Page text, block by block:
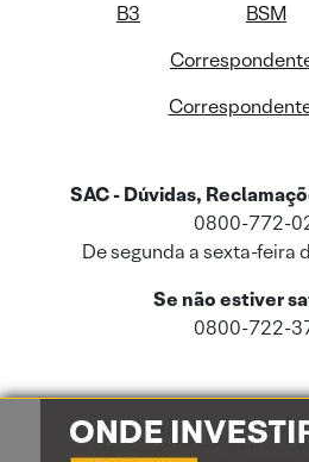
B3 BSM
SAC - Dúvidas,
0800-772-
De segunda a sexta-feira
Se não estiver
0800-722-
Este site usa cookies e dados pessoais de
Cookies
e a nossaPolítica